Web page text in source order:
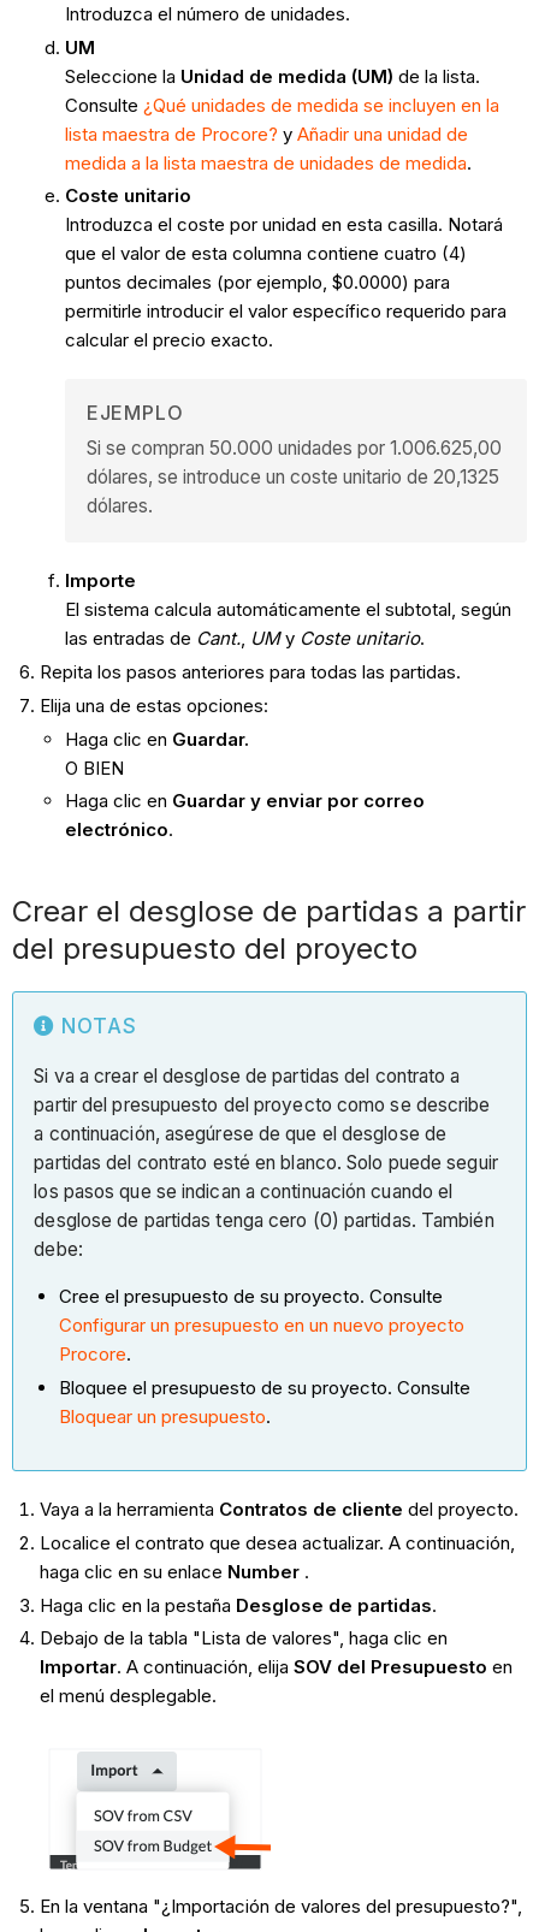
Introduzca el número de unidades.
UM
Seleccione la Unidad de medida (UM) de la lista.
Consulte ¿Qué unidades de medida se incluyen en la
lista maestra de Procore? y Añadir una unidad de
medida a la lista maestra de unidades de medida.
Coste unitario
Introduzca el coste por unidad en esta casilla. Notará
que el valor de esta columna contiene cuatro (4)
puntos decimales (por ejemplo, $0.0000) para
permitirle introducir el valor específico requerido para
calcular el precio exacto.
EJEMPLO
Si se compran 50.000 unidades por 1.006.625,00
dólares, se introduce un coste unitario de 20,1325
dólares.
Importe
El sistema calcula automáticamente el subtotal, según
las entradas de Cant., UMy Coste unitario.
Repita los pasos anteriores para todas las partidas.
Elija una de estas opciones:
Haga clic en Guardar.
O BIEN
Haga clic en Guardar y enviar por correo
electrónico.
Crear el desglose de partidas a partir
del presupuesto del proyecto
NOTAS
Si va a crear el desglose de partidas del contrato a
partir del presupuesto del proyecto como se describe
a continuación, asegúrese de que el desglose de
partidas del contrato esté en blanco. Solo puede seguir
los pasos que se indican a continuación cuando el
desglose de partidas tenga cero (0) partidas. También
debe:
Cree el presupuesto de su proyecto. Consulte
Configurar un presupuesto en un nuevo proyecto
Procore.
Bloquee el presupuesto de su proyecto. Consulte
Bloquear un presupuesto.
Vaya a la herramienta Contratos de cliente del proyecto.
Localice el contrato que desea actualizar. A continuación,
haga clic en su enlace Number.
Haga clic en la pestaña Desglose de partidas.
Debajo de la tabla "Lista de valores", haga clic en
Importar. A continuación, elija SOV del Presupuesto en
el menú desplegable.
En la ventana "¿Importación de valores del presupuesto?",